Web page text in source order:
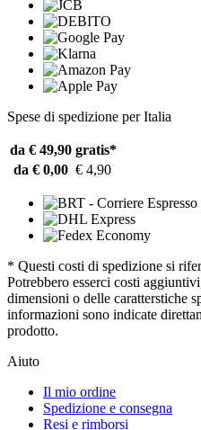
Spese di spedizione per Italia
da € 49,90 gratis*
da € 0,00 € 4,90
* Questi costi di spedizione si
Potrebbero esserci costi
dimensioni o delle caratterstiche
informazioni sono indicate
prodotto.
Aiuto
Il mio ordine
Spedizione e consegna
Resi e rimborsi